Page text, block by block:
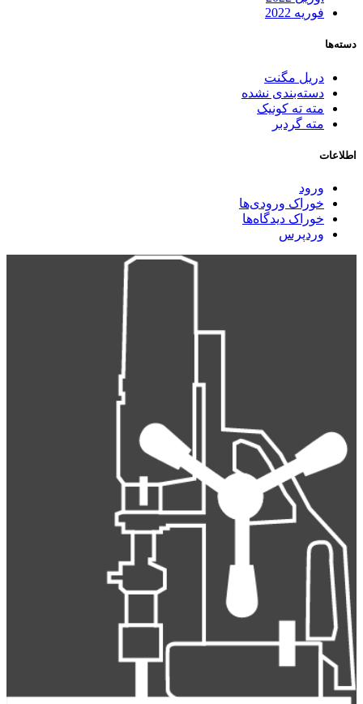
فوریه 2022
دسته‌ها
دریل مگنت
دسته‌بندی نشده
مته ته کونیک
مته گردبر
اطلاعات
ورود
خوراک ورودی‌ها
خوراک دیدگاه‌ها
وردپرس